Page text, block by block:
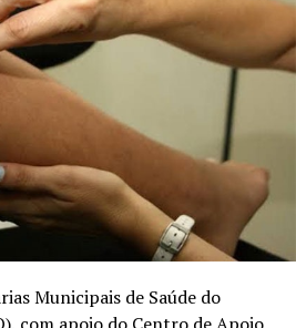
Municipais de Saúde do